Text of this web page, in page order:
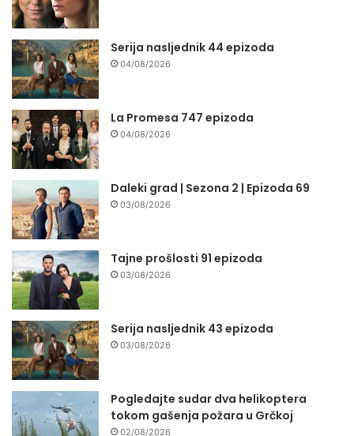
Serija nasljednik 44 epizoda
04/08/2026
La Promesa 747 epizoda
04/08/2026
Daleki grad | Sezona 2 | Epizoda 69
03/08/2026
Tajne prošlosti 91 epizoda
03/08/2026
Serija nasljednik 43 epizoda
03/08/2026
Pogledajte sudar dva helikoptera
tokom gašenja požara u Grčkoj
02/08/2026